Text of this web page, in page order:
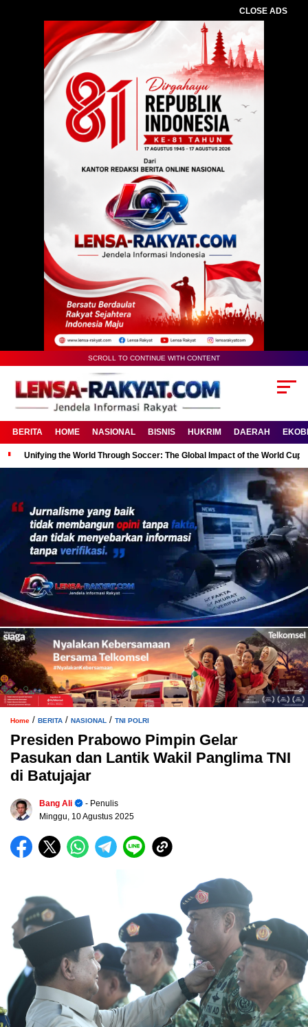
CLOSE ADS
SCROLL TO CONTINUE WITH CONTENT
BERITA HOME NASIONAL BISNIS HUKRIM DAERAH
Unifying the World Through Soccer: The Global Impact of the World Cup
Home / BERITA / NASIONAL / TNI POLRI
Presiden Prabowo Pimpin Gelar
Pasukan dan Lantik Wakil Panglima TNI
di Batujajar
Bang Ali
- Penulis
Minggu, 10 Agustus 2025